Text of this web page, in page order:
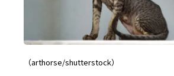
（arthorse/shutterstock）